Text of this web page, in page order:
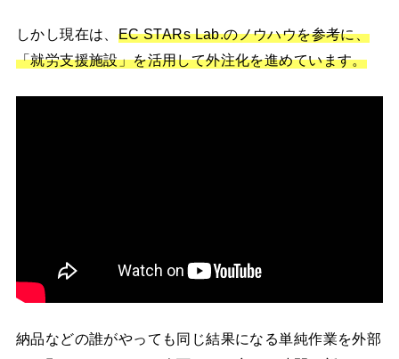
しかし現在は、 EC STARs Lab.のノウハウを参考に、
「就労支援施設」を活用して外注化を進めています。
納品などの誰がやっても同じ結果になる単純作業を外部